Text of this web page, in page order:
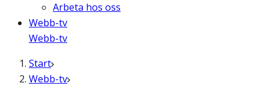
Arbeta hos oss
Webb-tv
Webb-tv
Start
Webb-tv